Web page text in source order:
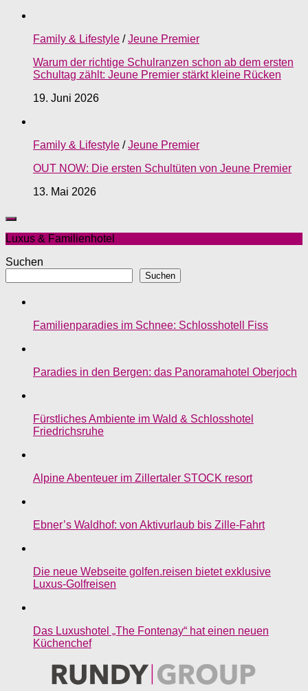
Family & Lifestyle / Jeune Premier
Warum der richtige Schulranzen schon ab dem ersten
Schultag zählt: Jeune Premier stärkt kleine Rücken
19. Juni 2026
Family & Lifestyle / Jeune Premier
OUT NOW: Die ersten Schultüten von Jeune Premier
13. Mai 2026
Luxus & Familienhotel
Suchen
Suchen
Familienparadies im Schnee: Schlosshotell Fiss
Paradies in den Bergen: das Panoramahotel Oberjoch
Fürstliches Ambiente im Wald & Schlosshotel
Friedrichsruhe
Alpine Abenteuer im Zillertaler STOCK resort
Ebner’s Waldhof: von Aktivurlaub bis Zille-Fahrt
Die neue Webseite golfen.reisen bietet exklusive
Luxus-Golfreisen
Das Luxushotel „The Fontenay“ hat einen neuen
Küchenchef